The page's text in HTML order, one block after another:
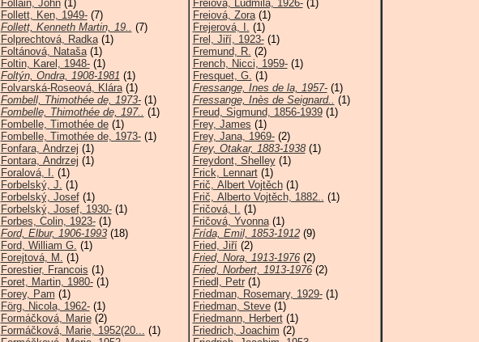
Follain, John(1)
Follett, Ken, 1949-(7)
Follett, Kenneth Martin, 19.. (7)
Folprechtová, Radka(1)
Foltánová, Nataša(1)
Foltin, Karel, 1948-(1)
Foltýn, Ondra, 1908-1981 (1)
Folvarská-Roseová, Klára(1)
Fombell, Thimothée de, 1973-(1)
Fombelle, Thimothée de, 197.. (1)
Fombelle, Timothée de(1)
Fombelle, Timothée de, 1973-(1)
Fonfara, Andrzej (1)
Fontara, Andrzej (1)
Foralová, I. (1)
Forbelský, J. (1)
Forbelský, Josef(1)
Forbelský, Josef, 1930-(1)
Forbes, Colin, 1923-(1)
Ford, Elbur, 1906-1993(18)
Ford, William G. (1)
Forejtová, M. (1)
Forestier, Francois (1)
Foret, Martin, 1980-(1)
Forey, Pam (1)
Förg, Nicola, 1962-(1)
Formáčková, Marie(2)
Formáčková, Marie, 1952(20... (1)
Freiová, Ludmila, 1926-(1)
Freiová, Zora(1)
Frejerová, I. (1)
Frel, Jiří, 1923-(1)
Fremund, R. (2)
French, Nicci, 1959-(1)
Fresquet, G. (1)
Fressange, Ines de la, 1957-(1)
Fressange, Inès de Seignard.. (1)
Freud, Sigmund, 1856-1939(1)
Frey, James (1)
Frey, Jana, 1969-(2)
Frey, Otakar, 1883-1938(1)
Freydont, Shelley(1)
Frick, Lennart(1)
Frič, Albert Vojtěch(1)
Frič, Alberto Vojtěch, 1882.. (1)
Fričová, I. (1)
Fričová, Yvonna(1)
Frída, Emil, 1853-1912(9)
Fried, Jiří(2)
Fried, Nora, 1913-1976(2)
Fried, Norbert, 1913-1976(2)
Friedl, Petr(1)
Friedman, Rosemary, 1929-(1)
Friedman, Steve(1)
Friedmann, Herbert(1)
Friedrich, Joachim (2)